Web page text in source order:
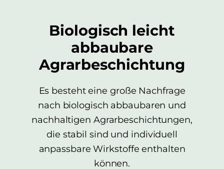
Biologisch leicht
abbaubare
Agrarbeschichtung
Es besteht eine große Nachfrage
nach biologisch abbaubaren und
nachhaltigen Agrarbeschichtungen,
die stabil sind und individuell
anpassbare Wirkstoffe enthalten
können.